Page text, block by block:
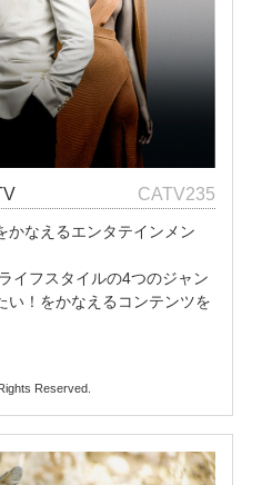
CATV235
かなえるエンタテインメン
イフスタイルの4つのジャン
い！をかなえるコンテンツを
Reserved.